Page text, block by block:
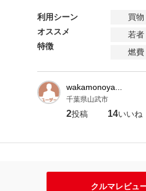
利用シーン
買物
オススメ
若者
特徴
燃費
wakamonoya...
千葉県山武市
2投稿 14いいね
クルマレビュ